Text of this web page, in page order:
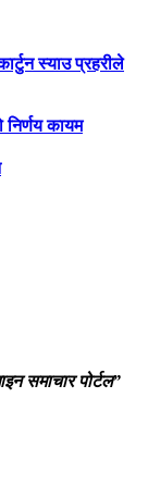
स्याउ प्रहरीले
निर्णय कायम
समाचार पोर्टल”